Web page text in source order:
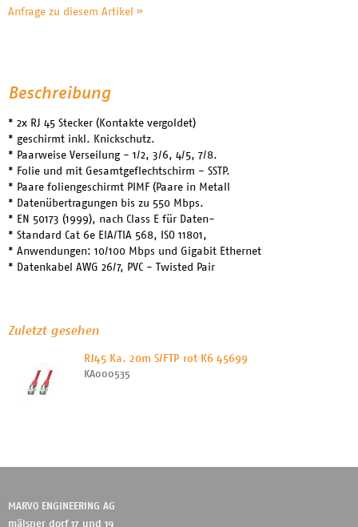
Anfrage zu diesem Artikel »
Beschreibung
* 2x RJ 45 Stecker (Kontakte vergoldet)
* geschirmt inkl. Knickschutz.
* Paarweise Verseilung - 1/2, 3/6, 4/5, 7/8.
* Folie und mit Gesamtgeflechtschirm - SSTP.
* Paare foliengeschirmt PIMF (Paare in Metall
* Datenübertragungen bis zu 550 Mbps.
* EN 50173 (1999), nach Class E für Daten-
* Standard Cat 6e EIA/TIA 568, ISO 11801,
* Anwendungen: 10/100 Mbps und Gigabit Ethernet
* Datenkabel AWG 26/7, PVC - Twisted Pair
Zuletzt gesehen
RJ45 Ka. 20m S/FTP rot K6 45699
KA000535
MARVO ENGINEERING AG
mälsner dorf 17 und 19